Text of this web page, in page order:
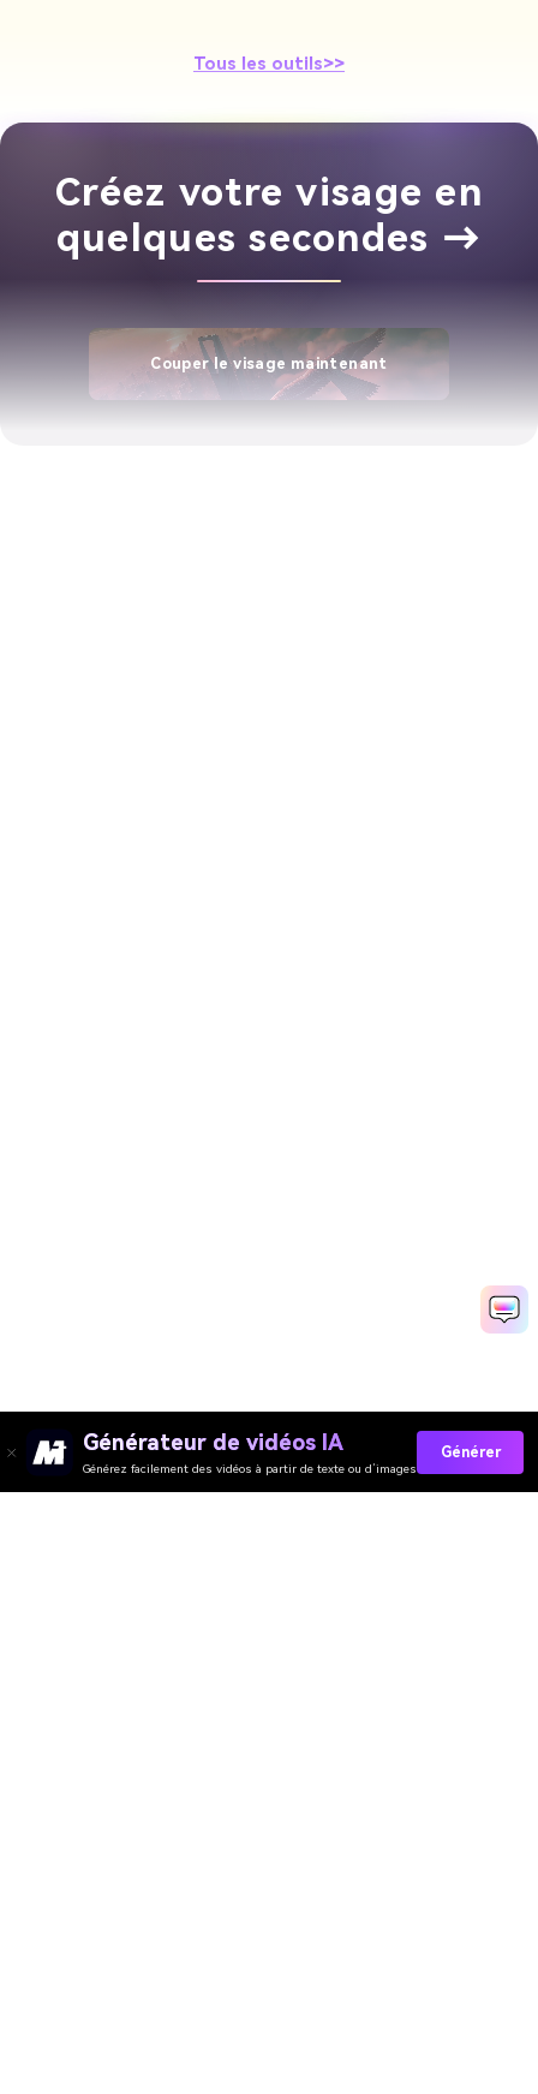
Tous les outils>>
Créez votre visage en
quelques secondes →
Couper le visage maintenant
Générateur de vidéos IA
Générez facilement des vidéos à partir de texte ou d’images
Générer